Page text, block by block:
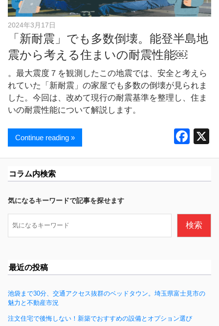
2024年3月17日
「新耐震」でも多数倒壊。能登半島地
震から考える住まいの耐震性能￼
。最大震度７を観測したこの地震では、安全と考えら
れていた「新耐震」の家屋でも多数の倒壊が見られま
した。今回は、改めて現行の耐震基準を整理し、住ま
いの耐震性能について解説します。
F
e
o
o
Continue reading »
コラム内検索
気になるキーワードで記事を探せます
索
検索
最近の投稿
池袋まで30分、交通アクセス抜群のベッドタウン。埼玉県富士見市の
魅力と不動産市況
注文住宅で後悔しない！新築でおすすめの設備とオプション選び